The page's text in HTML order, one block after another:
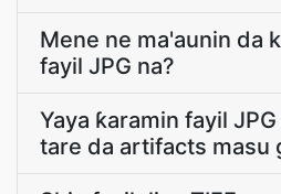
Mene ne ma'aunin da
fayil JPG na?
Yaya ƙaramin fayil
tare da artifacts masu